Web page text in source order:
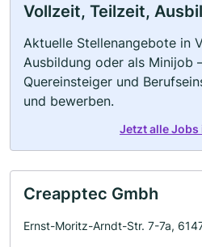
Vollzeit, Teilzeit,
Aktuelle Stellenangebote in
Ausbildung oder als Minijob
Quereinsteiger und
und bewerben.
Jetzt alle Jobs
Creapptec Gmbh
Ernst-Moritz-Arndt-Str. 7-7a,